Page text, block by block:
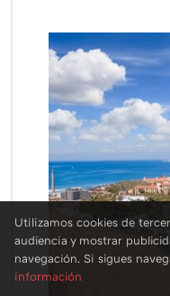
Utilizamos cookies de
audiencia y mostrar
navegación. Si sigues
información